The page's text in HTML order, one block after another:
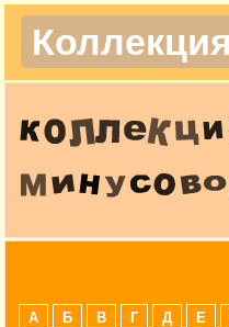
А Б В Г Д Е